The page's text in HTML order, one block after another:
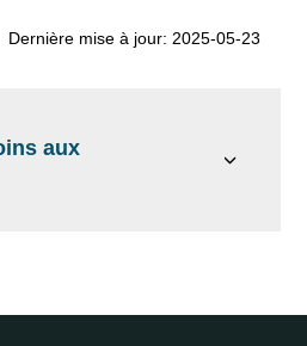
aux
Dernière mise à jour: 2025-05-23